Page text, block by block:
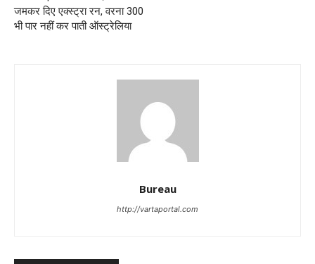
जमकर दिए एक्स्ट्रा रन, वरना 300
भी पार नहीं कर पाती ऑस्ट्रेलिया
Bureau
http://vartaportal.com